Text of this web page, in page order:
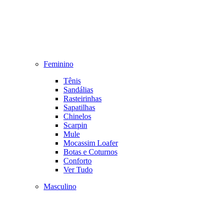
Feminino
Tênis
Sandálias
Rasteirinhas
Sapatilhas
Chinelos
Scarpin
Mule
Mocassim Loafer
Botas e Coturnos
Conforto
Ver Tudo
Masculino